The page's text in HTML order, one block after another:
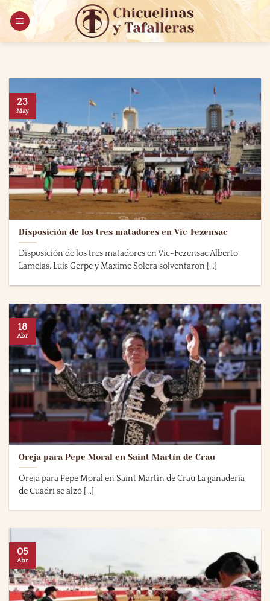
Saltar
contenido
Disposición de los tres matadores en Vic-Fezensac
Disposición de los tres matadores en Vic-Fezensac Alberto
Lamelas, Luis Gerpe y Maxime Solera solventaron [...]
23
May
Oreja para Pepe Moral en Saint Martín de Crau
Oreja para Pepe Moral en Saint Martín de Crau La ganadería
de Cuadri se alzó [...]
18
Abr
05
Abr